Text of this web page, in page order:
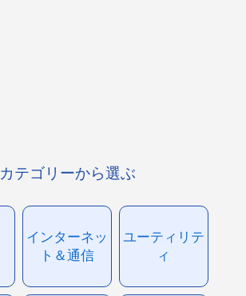
カテゴリーから選ぶ
インターネッ
ト＆通信
ユーティリテ
ィ